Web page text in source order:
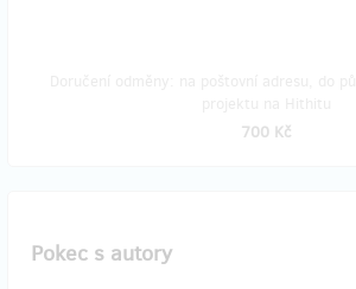
700 Kč
Pokec s autory